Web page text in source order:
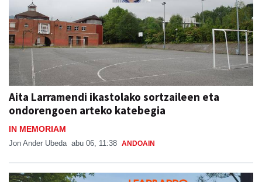
Aita Larramendi ikastolako sortzaileen eta
ondorengoen arteko katebegia
IN MEMORIAM
Jon Ander Ubeda abu 06, 11:38 ANDOAIN